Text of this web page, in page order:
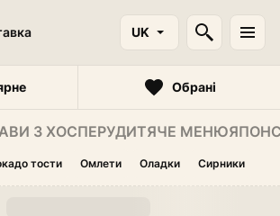
UK
Обрані
З ХОСПЕРУДИТЯЧЕ МЕНЮ
тости Омлети Оладки Сирники